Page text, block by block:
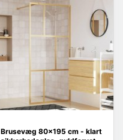
Brusevæg 80×195 cm - klart